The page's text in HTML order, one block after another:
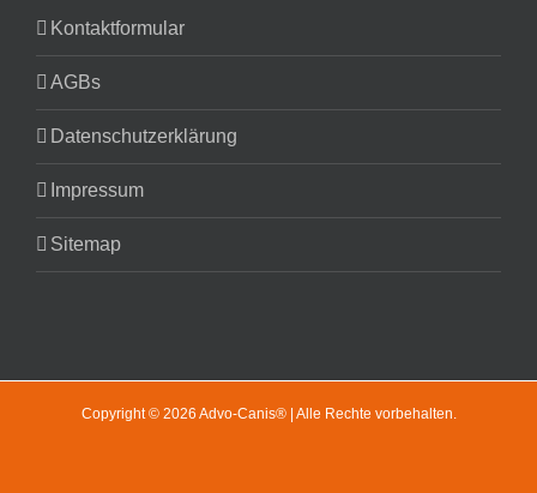
Kontaktformular
AGBs
Datenschutzerklärung
Impressum
Sitemap
Copyright © 2026 Advo-Canis® | Alle Rechte vorbehalten.